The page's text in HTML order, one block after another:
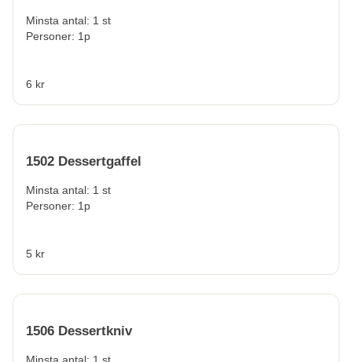
Minsta antal: 1 st
Personer: 1p
6 kr
1502 Dessertgaffel
Minsta antal: 1 st
Personer: 1p
5 kr
1506 Dessertkniv